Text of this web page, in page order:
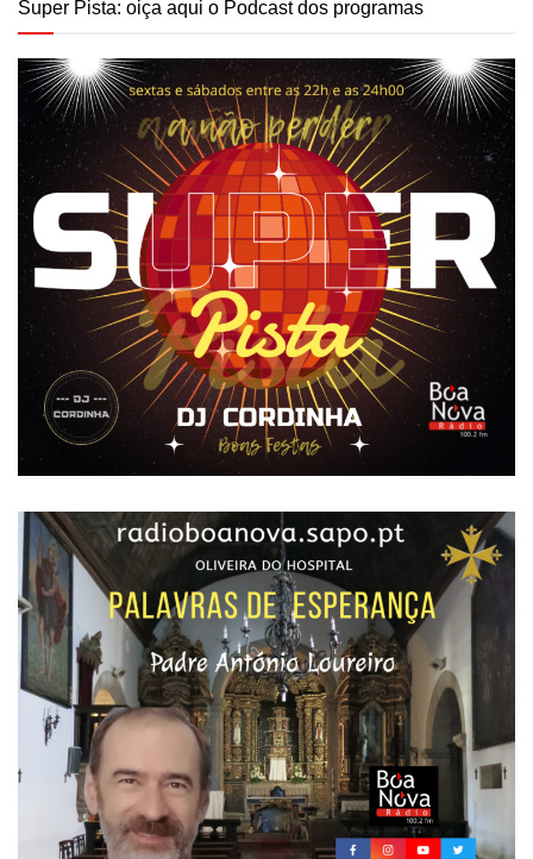
Super Pista: oiça aqui o Podcast dos programas